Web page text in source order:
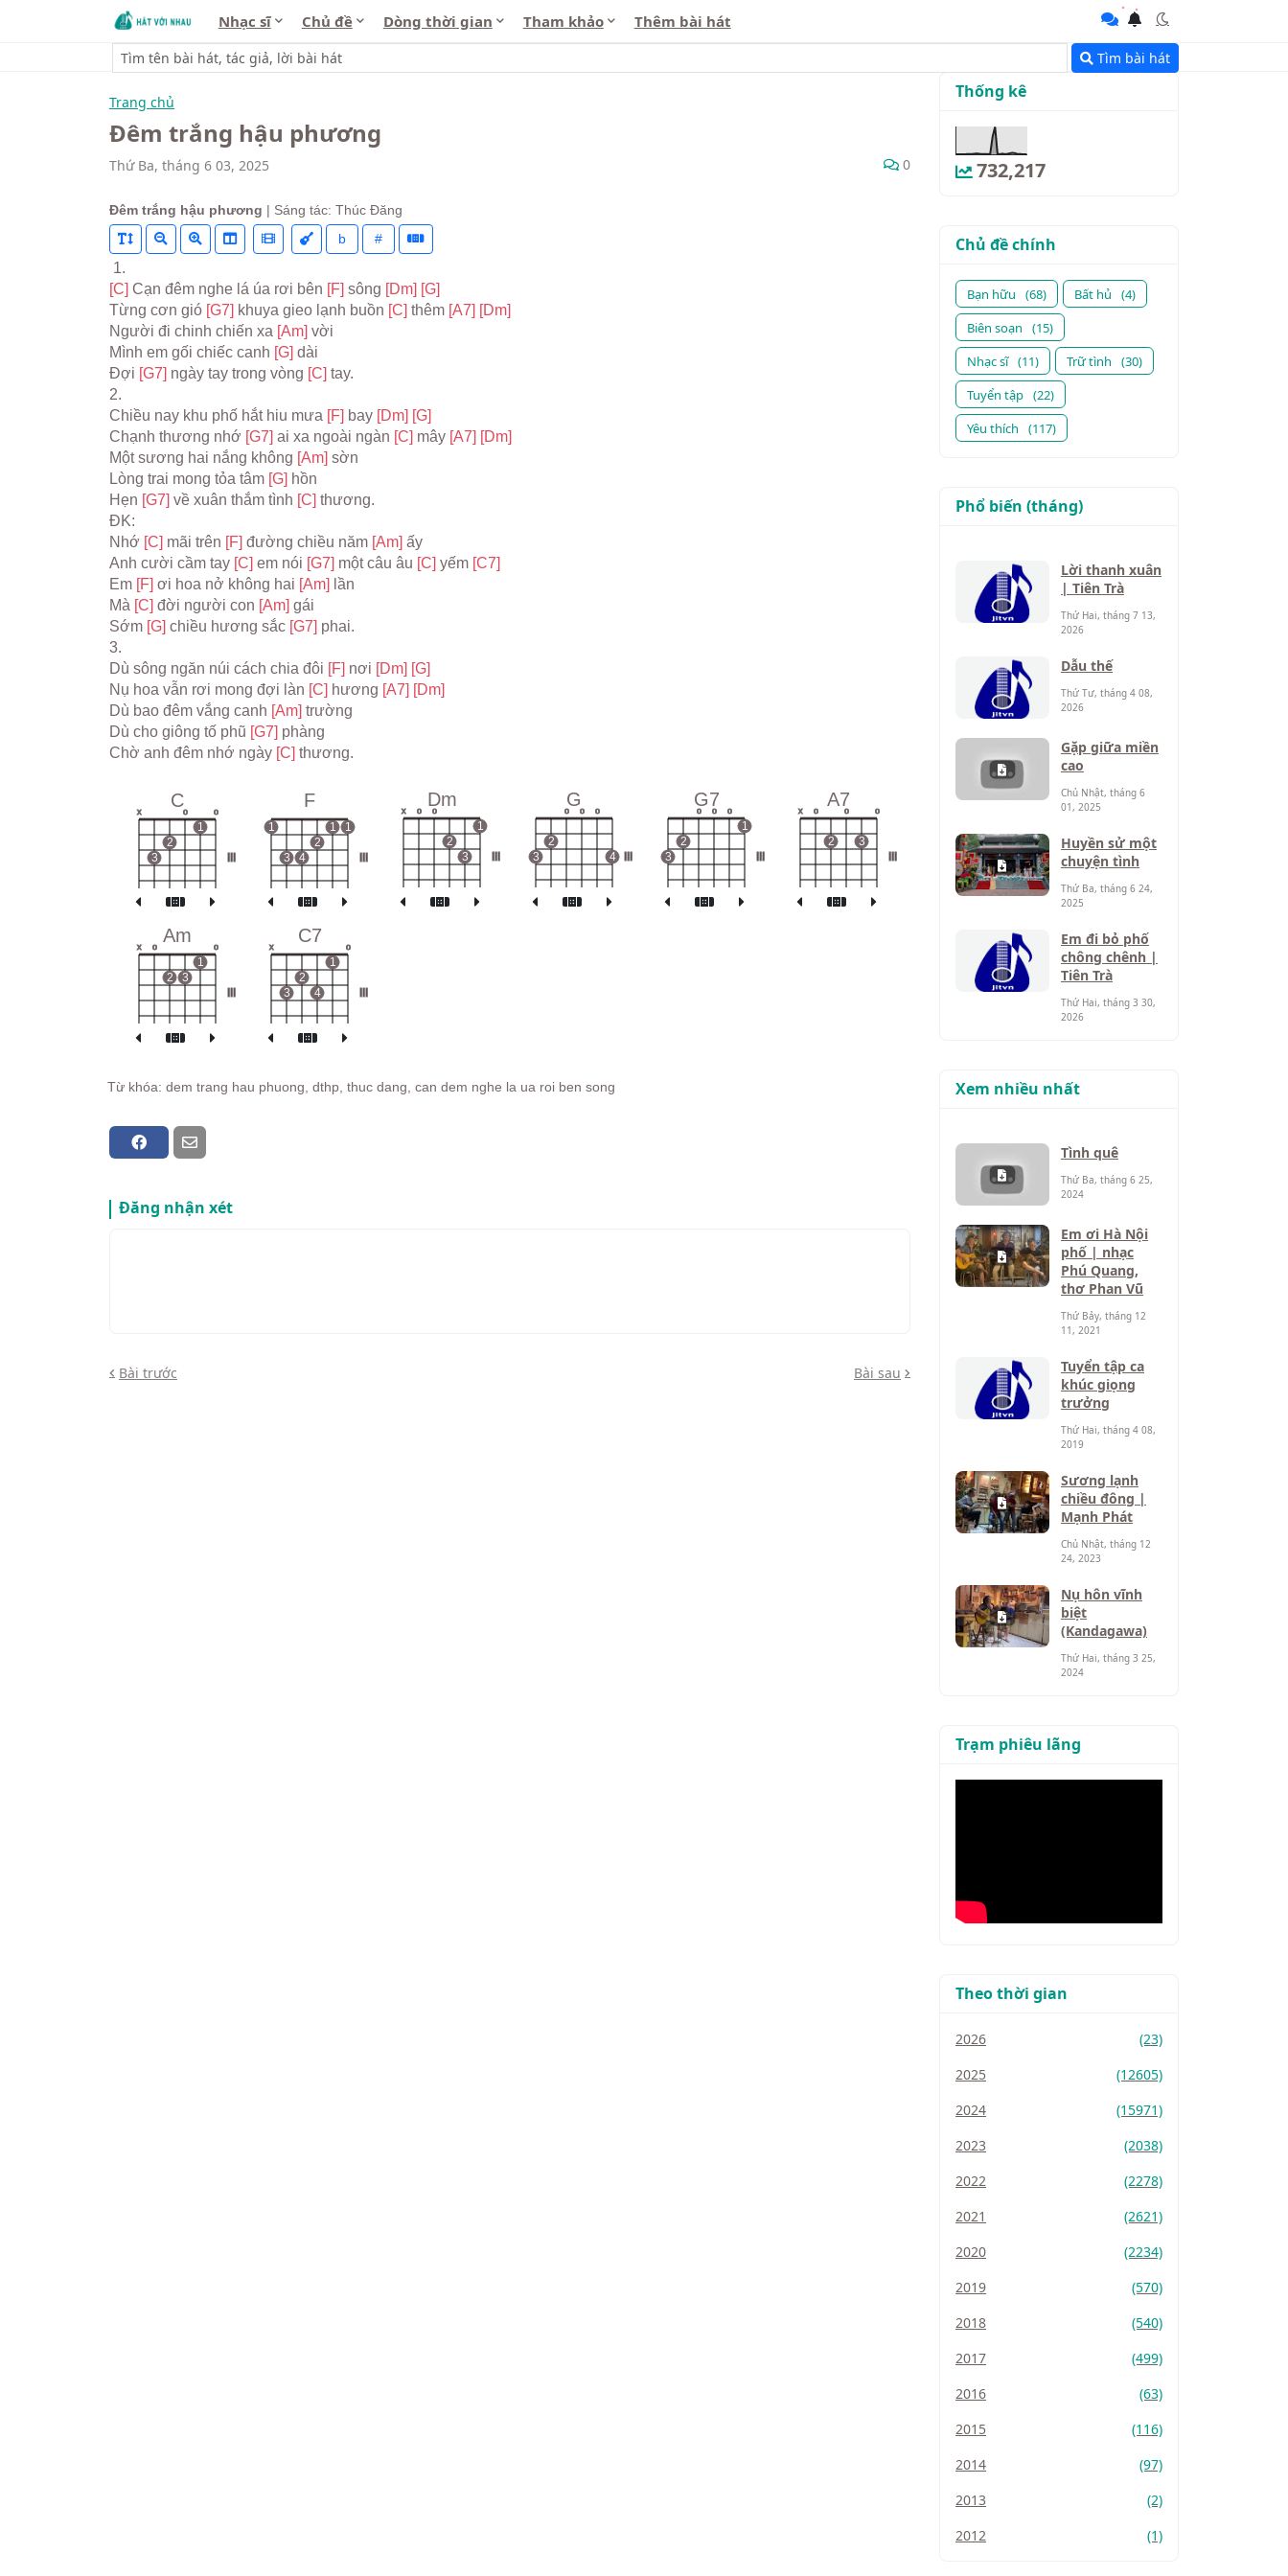
Nhạc sĩ Chủ đề Dòng thời gian Tham khảo Thêm bài hát
Tìm bài hát
Trang chủ
Đêm trắng hậu phương
Thứ Ba, tháng 6 03, 2025 0
Đêm trắng hậu phương | Sáng tác: Thúc Đăng
b
#
1.
[C] Cạn đêm nghe lá úa rơi bên [F] sông [Dm] [G]
Từng cơn gió [G7] khuya gieo lạnh buồn [C] thêm [A7] [Dm]
Người đi chinh chiến xa [Am] vời
Mình em gối chiếc canh [G] dài
Đợi [G7] ngày tay trong vòng [C] tay.
2.
Chiều nay khu phố hắt hiu mưa [F] bay [Dm] [G]
Chạnh thương nhớ [G7] ai xa ngoài ngàn [C] mây [A7] [Dm]
Một sương hai nắng không [Am] sờn
Lòng trai mong tỏa tâm [G] hồn
Hẹn [G7] về xuân thắm tình [C] thương.
ĐK:
Nhớ [C] mãi trên [F] đường chiều năm [Am] ấy
Anh cười cầm tay [C] em nói [G7] một câu âu [C] yếm [C7]
Em [F] ơi hoa nở không hai [Am] lần
Mà [C] đời người con [Am] gái
Sớm [G] chiều hương sắc [G7] phai.
3.
Dù sông ngăn núi cách chia đôi [F] nơi [Dm] [G]
Nụ hoa vẫn rơi mong đợi làn [C] hương [A7] [Dm]
Dù bao đêm vắng canh [Am] trường
Dù cho giông tố phũ [G7] phàng
Chờ anh đêm nhớ ngày [C] thương.
C
x
3
2
o
1
o
F
1
3 4
2
1 1
Dm
x o o
2
3
1
G
3
2
o o o
4
G7
3
2
o o o
1
A7
x o
2
o
3
o
Am
x o
2 3
1
o
C7
x
3
2
4
1
o
Từ khóa: dem trang hau phuong, dthp, thuc dang, can dem nghe la ua roi ben song
Đăng nhận xét
Bài trước Bài sau
Thống kê
732,217
Chủ đề chính
Bạn hữu (68) Bất hủ
(4)
Biên soạn
(15)
Nhạc sĩ (11) Trữ tình
(30)
Tuyển tập (22)
Yêu thích
(117)
Phổ biến (tháng)
Lời thanh xuân
| Tiên Trà
Thứ Hai, tháng 7 13,
2026
Dẫu thế
Thứ Tư, tháng 4 08,
2026
Gặp giữa miền
cao
Chủ Nhật, tháng 6
01, 2025
Huyền sử một
chuyện tình
Thứ Ba, tháng 6 24,
2025
Em đi bỏ phố
chông chênh |
Tiên Trà
Thứ Hai, tháng 3 30,
2026
Xem nhiều nhất
Tình quê
Thứ Ba, tháng 6 25,
2024
Em ơi Hà Nội
phố | nhạc
Phú Quang,
thơ Phan Vũ
Thứ Bảy, tháng 12
11, 2021
Tuyển tập ca
khúc giọng
trưởng
Thứ Hai, tháng 4 08,
2019
Sương lạnh
chiều đông |
Mạnh Phát
Chủ Nhật, tháng 12
24, 2023
Nụ hôn vĩnh
biệt
(Kandagawa)
Thứ Hai, tháng 3 25,
2024
Trạm phiêu lãng
Theo thời gian
2026
(23)
2025
(12605)
2024
(15971)
2023
(2038)
2022
(2278)
2021
(2621)
2020
(2234)
2019
(570)
2018
(540)
2017
(499)
2016
(63)
2015
(116)
2014
(97)
2013
(2)
2012
(1)